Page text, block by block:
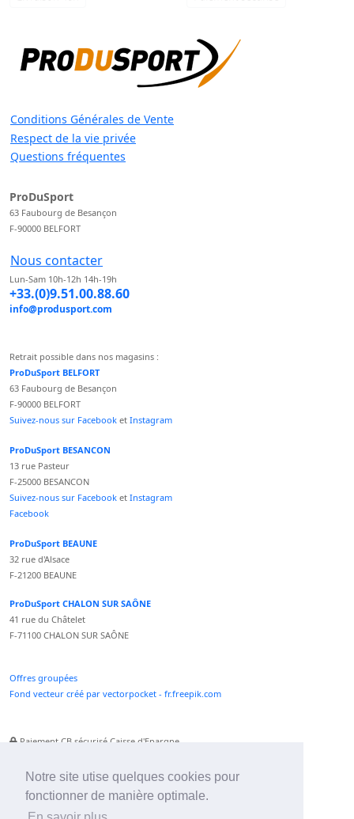
Notre site utise quelques cookies pour
fonctionner de manière optimale.
Conditions Générales de Vente
Respect de la vie privée
Questions fréquentes
ProDuSport
63 Faubourg de Besançon
F-90000 BELFORT
Nous contacter
Lun-Sam 10h-12h 14h-19h
+33.(0)9.51.00.88.60
info@produsport.com
Retrait possible dans nos magasins :
ProDuSport BELFORT
63 Faubourg de Besançon
F-90000 BELFORT
Suivez-nous sur Facebook et Instagram
ProDuSport BESANCON
13 rue Pasteur
F-25000 BESANCON
Suivez-nous sur Facebook et Instagram
Facebook
ProDuSport BEAUNE
32 rue d'Alsace
F-21200 BEAUNE
ProDuSport CHALON SUR SAÔNE
41 rue du Châtelet
F-71100 CHALON SUR SAÔNE
Offres groupées
Fond vecteur créé par vectorpocket - fr.freepik.com
Paiement CB sécurisé Caisse d'Epargne
Paiement Paypal accepté